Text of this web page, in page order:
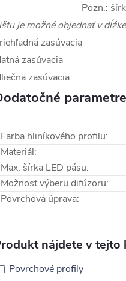
Pozn.:
je možné objednať v
zasúvacia
zasúvacia
zasúvacia
parametre
Farba hliníkového profilu:
Materiál:
Max. šírka LED pásu:
Možnosť výberu difúzoru:
Povrchová úprava:
nájdete v tejto
Povrchové profily